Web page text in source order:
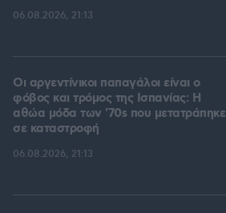
06.08.2026, 21:13
Οι αργεντίνικοι παπαγάλοι είναι ο
φόβος και τρόμος της Ισπανίας: Η
αθώα μόδα των '70s που μετατράπηκε
σε καταστροφή
06.08.2026, 21:13